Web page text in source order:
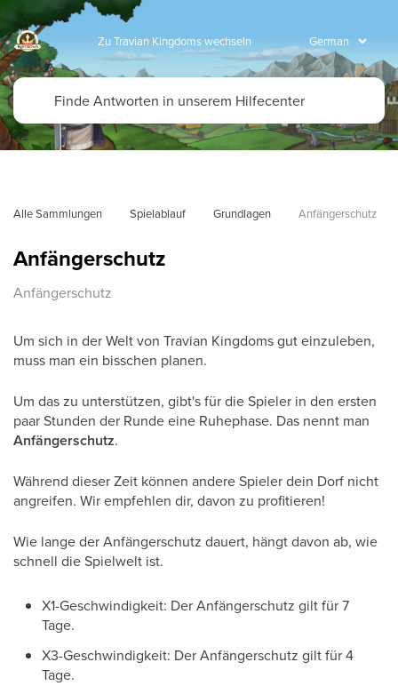
Zu Travian Kingdoms wechseln
Alle Sammlungen Spielablauf Grundlagen Anfängerschutz
Anfängerschutz
Anfängerschutz
Um sich in der Welt von Travian Kingdoms gut einzuleben,
muss man ein bisschen planen.
Um das zu unterstützen, gibt's für die Spieler in den ersten
paar Stunden der Runde eine Ruhephase. Das nennt man
Anfängerschutz.
Während dieser Zeit können andere Spieler dein Dorf nicht
angreifen. Wir empfehlen dir, davon zu profitieren!
Wie lange der Anfängerschutz dauert, hängt davon ab, wie
schnell die Spielwelt ist.
X1-Geschwindigkeit: Der Anfängerschutz gilt für 7
Tage.
X3-Geschwindigkeit: Der Anfängerschutz gilt für 4
Tage.